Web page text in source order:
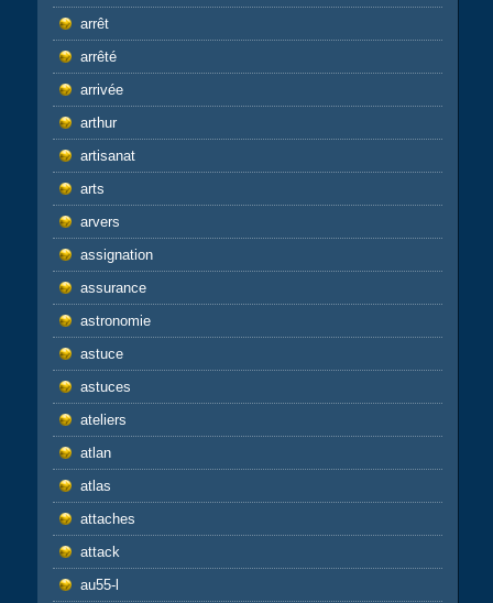
arrêt
arrêté
arrivée
arthur
artisanat
arts
arvers
assignation
assurance
astronomie
astuce
astuces
ateliers
atlan
atlas
attaches
attack
au55-l